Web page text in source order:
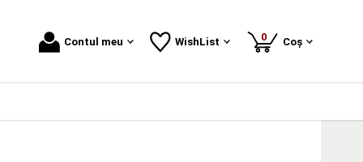
Contul meu WishList 0produse
Coș